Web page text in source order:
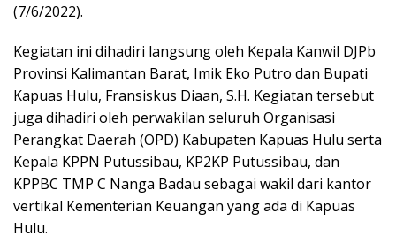
(7/6/2022).
Kegiatan ini dihadiri langsung oleh Kepala Kanwil DJPb
Provinsi Kalimantan Barat, Imik Eko Putro dan Bupati
Kapuas Hulu, Fransiskus Diaan, S.H. Kegiatan tersebut
juga dihadiri oleh perwakilan seluruh Organisasi
Perangkat Daerah (OPD) Kabupaten Kapuas Hulu serta
Kepala KPPN Putussibau, KP2KP Putussibau, dan
KPPBC TMP C Nanga Badau sebagai wakil dari kantor
vertikal Kementerian Keuangan yang ada di Kapuas
Hulu.